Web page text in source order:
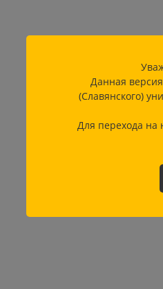
Данная
(Славянского)
Для перехода на